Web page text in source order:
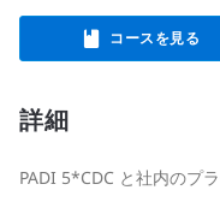
コースを見る
詳細
PADI 5*CDC と社内のプ